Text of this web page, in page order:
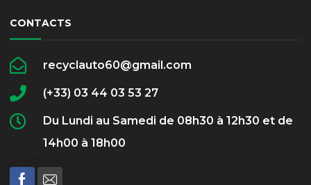
CONTACTS
recyclauto60@gmail.com
(+33) 03 44 03 53 27
Du Lundi au Samedi de 08h30 à 12h30 et de
14h00 à 18h00